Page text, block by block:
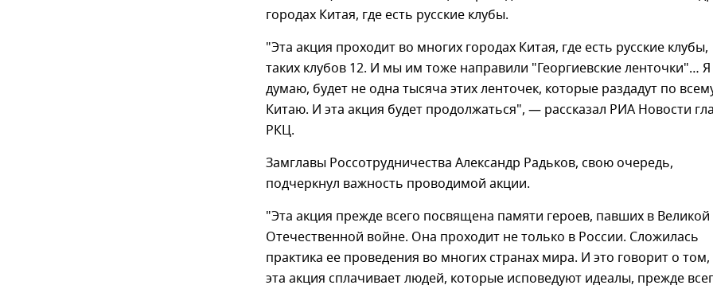
городах Китая, где есть русские клубы.
"Эта акция проходит во многих городах Китая, где есть русские клубы,
таких клубов 12. И мы им тоже направили "Георгиевские ленточки"… Я
думаю, будет не одна тысяча этих ленточек, которые раздадут по
Китаю. И эта акция будет продолжаться", — рассказал РИА Новости
РКЦ.
Замглавы Россотрудничества Александр Радьков, свою очередь,
подчеркнул важность проводимой акции.
"Эта акция прежде всего посвящена памяти героев, павших в Великой
Отечественной войне. Она проходит не только в России. Сложилась
практика ее проведения во многих странах мира. И это говорит о том,
эта акция сплачивает людей, которые исповедуют идеалы, прежде